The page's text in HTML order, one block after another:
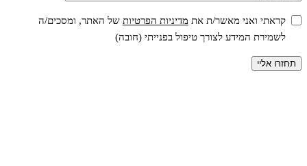
קראתי ואני מאשר/ת את מדיניות הפרטיות של האתר, ומסכים/ה
לשמירת המידע לצורך טיפול בפנייתי (חובה)